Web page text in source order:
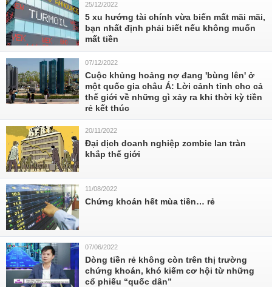
25/12/2022
5 xu hướng tài chính vừa biến mất mãi mãi,
bạn nhất định phải biết nếu không muốn
mất tiền
07/12/2022
Cuộc khủng hoảng nợ đang 'bùng lên' ở
một quốc gia châu Á: Lời cảnh tỉnh cho cả
thế giới về những gì xảy ra khi thời kỳ tiền
rẻ kết thúc
20/11/2022
Đại dịch doanh nghiệp zombie lan tràn
khắp thế giới
11/08/2022
Chứng khoán hết mùa tiền… rẻ
07/06/2022
Dòng tiền rẻ không còn trên thị trường
chứng khoán, khó kiếm cơ hội từ những
cổ phiếu “quốc dân”